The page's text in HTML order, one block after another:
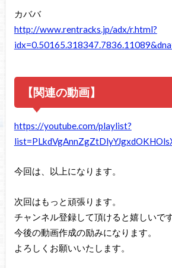
カババ
http://www.rentracks.jp/adx/r.html?
【関連の動画】
https://youtube.com/playlist?
今回は、以上になります。
次回はもっと頑張ります。
チャンネル登録して頂けると嬉しいです
今後の動画作成の励みになります。
よろしくお願いいたします。